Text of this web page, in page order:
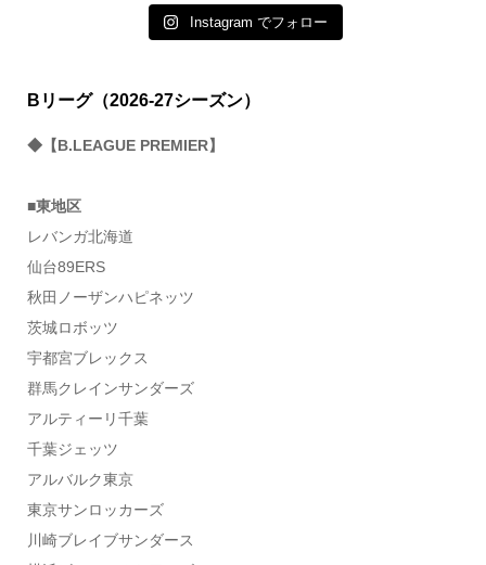
Instagram でフォロー
Bリーグ（2026-27シーズン）
◆【B.LEAGUE PREMIER】
■東地区
レバンガ北海道
仙台89ERS
秋田ノーザンハピネッツ
茨城ロボッツ
宇都宮ブレックス
群馬クレインサンダーズ
アルティーリ千葉
千葉ジェッツ
アルバルク東京
東京サンロッカーズ
川崎ブレイブサンダース